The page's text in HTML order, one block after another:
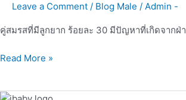
Leave a Comment / Blog Male / Admin -
คู่สมรสที่มีลูกยาก ร้อยละ 30 มีปัญหาที่เกิดจากฝ่
“PICSI”
Read More »